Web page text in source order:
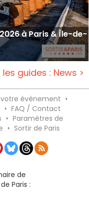
à Paris & Île-de-
les guides : News >
événement •
• FAQ / Contact
• Paramètres de
• Sortir de Paris
de
Paris :